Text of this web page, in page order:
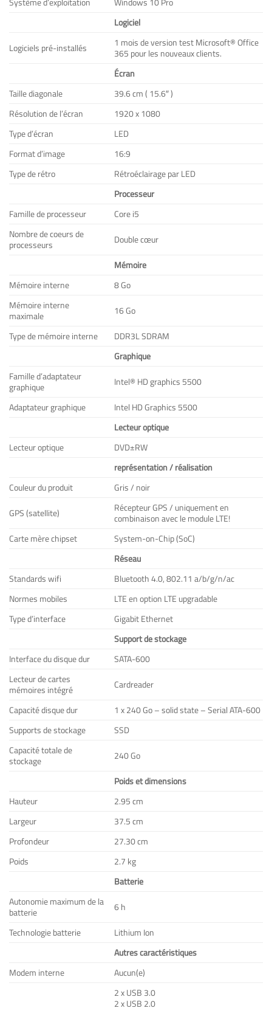
Système d’exploitation
Windows 10 Pro
Logiciel
Logiciels pré-installés
1 mois de version test Microsoft® Office
365 pour les nouveaux clients.
Écran
Taille diagonale
39.6 cm ( 15.6″ )
Résolution de l’écran
1920 x 1080
Type d’écran
LED
Format d’image
16:9
Type de rétro
Rétroéclairage par LED
Processeur
Famille de processeur
Core i5
Nombre de coeurs de
processeurs
Double cœur
Mémoire
Mémoire interne
8 Go
Mémoire interne
maximale
16 Go
Type de mémoire interne
DDR3L SDRAM
Graphique
Famille d’adaptateur
graphique
Intel® HD graphics 5500
Adaptateur graphique
Intel HD Graphics 5500
Lecteur optique
Lecteur optique
DVD±RW
représentation / réalisation
Couleur du produit
Gris / noir
GPS (satellite)
Récepteur GPS / uniquement en
combinaison avec le module LTE!
Carte mère chipset
System-on-Chip (SoC)
Réseau
Standards wifi
Bluetooth 4.0, 802.11 a/b/g/n/ac
Normes mobiles
LTE en option LTE upgradable
Type d’interface
Gigabit Ethernet
Support de stockage
Interface du disque dur
SATA-600
Lecteur de cartes
mémoires intégré
Cardreader
Capacité disque dur
1 x 240 Go – solid state – Serial ATA-600
Supports de stockage
SSD
Capacité totale de
stockage
240 Go
Poids et dimensions
Hauteur
2.95 cm
Largeur
37.5 cm
Profondeur
27.30 cm
Poids
2.7 kg
Batterie
Autonomie maximum de la
batterie
6 h
Technologie batterie
Lithium Ion
Autres caractéristiques
Modem interne
Aucun(e)
2 x USB 3.0
2 x USB 2.0